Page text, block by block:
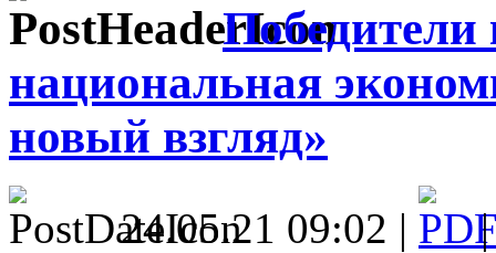
Победители
национальная
новый взгляд»
24.05.21 09:02 |